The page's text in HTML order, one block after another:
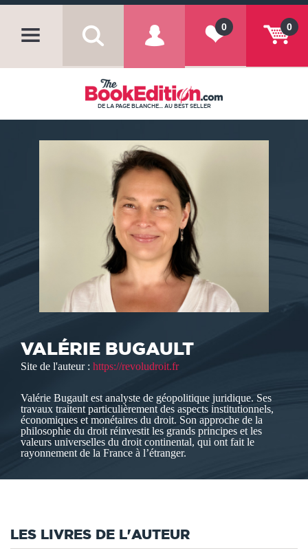
0
0
DE LA PAGE BLANCHE... AU BEST SELLER
VALÉRIE BUGAULT
Site de l'auteur : https://revoludroit.fr
Valérie Bugault est analyste de géopolitique juridique. Ses
travaux traitent particulièrement des aspects institutionnels,
économiques et monétaires du droit. Son approche de la
philosophie du droit réinvestit les grands principes et les
valeurs universelles du droit continental, qui ont fait le
rayonnement de la France à l’étranger.
LES LIVRES DE L'AUTEUR